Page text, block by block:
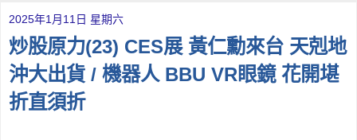
2025年1月11日 星期六
炒股原力(23) CES展 黃仁勳來台 天剋地
沖大出貨 / 機器人 BBU VR眼鏡 花開堪
折直須折